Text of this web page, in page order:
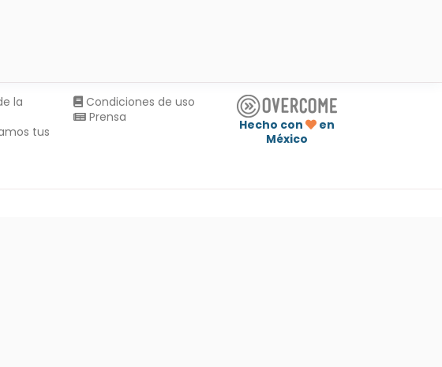
la
tus
Condiciones de uso
Prensa
Hecho con
en
México